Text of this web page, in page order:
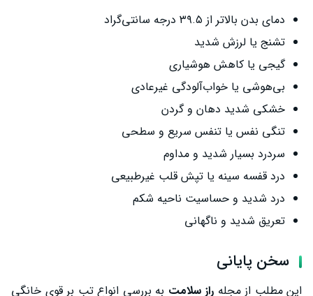
دمای بدن بالاتر از ۳۹.۵ درجه سانتی‌گراد
تشنج یا لرزش شدید
گیجی یا کاهش هوشیاری
بی‌هوشی یا خواب‌آلودگی غیرعادی
خشکی شدید دهان و گردن
تنگی نفس یا تنفس سریع و سطحی
سردرد بسیار شدید و مداوم
درد قفسه سینه یا تپش قلب غیرطبیعی
درد شدید و حساسیت ناحیه شکم
تعریق شدید و ناگهانی
سخن پایانی
این مطلب از مجله راز سلامت به بررسی انواع تب بر قوی خانگی